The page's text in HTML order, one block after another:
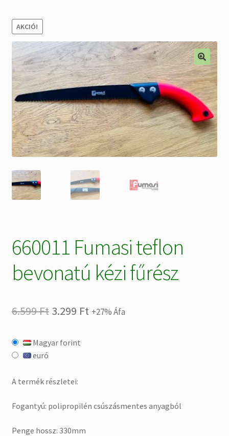
Kiárusítás % !
AKCIÓS Újdonságok!
AKCIÓ!
660011 Fumasi teflon
bevonatú kézi fűrész
6.599Ft Original
was:
3.299 FtCurrent
+27% Áfa
Magyar forint
euró
A termék részletei:
Fogantyú: polipropilén csúszásmentes anyagból
Penge hossz: 330mm